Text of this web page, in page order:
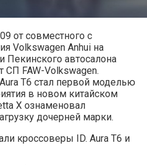
от совместного с
Volkswagen Anhui на
Пекинского автосалона
FAW-Volkswagen.
T6 стал первой моделью
в новом китайском
X ознаменовал
дочерней марки.